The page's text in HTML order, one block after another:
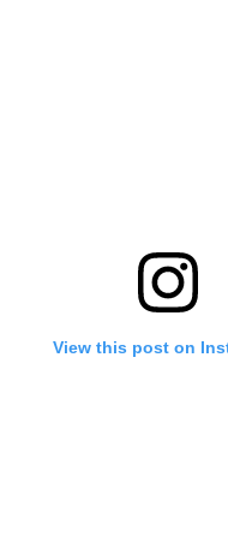
View this post on